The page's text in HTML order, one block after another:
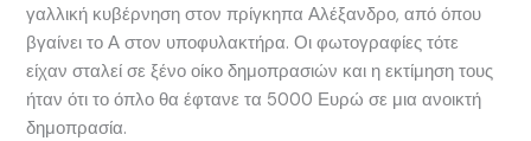
γαλλική κυβέρνηση στον πρίγκηπα Αλέξανδρο, από όπου
βγαίνει το Α στον υποφυλακτήρα. Οι φωτογραφίες τότε
είχαν σταλεί σε ξένο οίκο δημοπρασιών και η εκτίμηση τους
ήταν ότι το όπλο θα έφτανε τα 5000 Ευρώ σε μια ανοικτή
δημοπρασία.